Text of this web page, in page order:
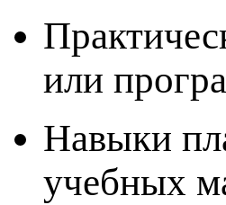
или
Навыки
учебных